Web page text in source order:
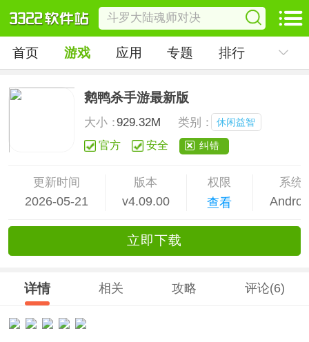
首页 游戏 应用 专题 排行
鹅鸭杀手游最新版
大小：929.32M 类别： 休闲益智
官方 安全 纠错
更新时间
2026-05-21
版本
v4.09.00
权限
查看
系统
立即下载
详情 相关 攻略 评论(6)